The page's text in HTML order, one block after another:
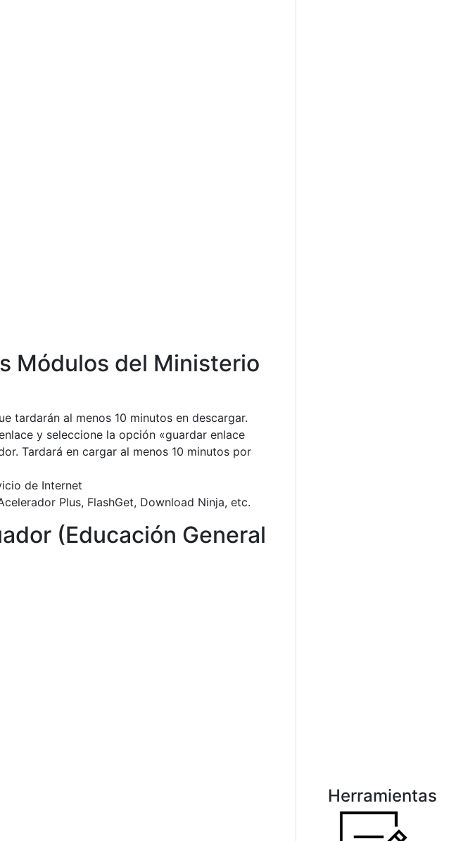
Módulos del Ministerio
tardarán al menos 10 minutos en descargar.
y seleccione la opción «guardar enlace
Tardará en cargar al menos 10 minutos por
de Internet
Plus, FlashGet, Download Ninja, etc.
(Educación General
Herramientas